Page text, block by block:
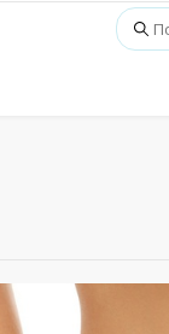
Поиск: